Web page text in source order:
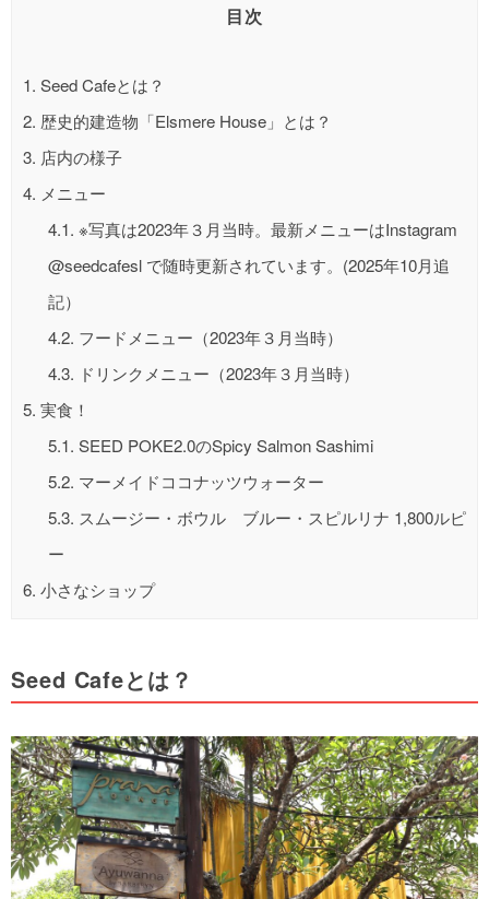
目次
1. Seed Cafeとは？
2. 歴史的建造物「Elsmere House」とは？
3. 店内の様子
4. メニュー
4.1. ※写真は2023年３月当時。最新メニューはInstagram
@seedcafesl で随時更新されています。(2025年10月追
記）
4.2. フードメニュー（2023年３月当時）
4.3. ドリンクメニュー（2023年３月当時）
5. 実食！
5.1. SEED POKE2.0のSpicy Salmon Sashimi
5.2. マーメイドココナッツウォーター
5.3. スムージー・ボウル ブルー・スピルリナ 1,800ルピ
ー
6. 小さなショップ
Seed Cafeとは？